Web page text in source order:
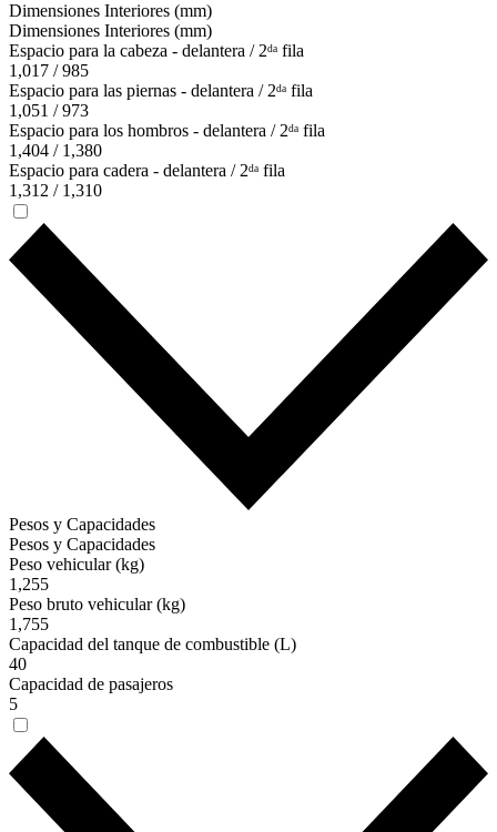
Dimensiones Interiores (mm)
Dimensiones Interiores (mm)
Espacio para la cabeza - delantera / 2ᵈᵃ fila
1,017 / 985
Espacio para las piernas - delantera / 2ᵈᵃ fila
1,051 / 973
Espacio para los hombros - delantera / 2ᵈᵃ fila
1,404 / 1,380
Espacio para cadera - delantera / 2ᵈᵃ fila
1,312 / 1,310
Pesos y Capacidades
Pesos y Capacidades
Peso vehicular (kg)
1,255
Peso bruto vehicular (kg)
1,755
Capacidad del tanque de combustible (L)
40
Capacidad de pasajeros
5